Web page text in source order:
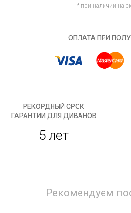
* при наличии на
ОПЛАТА ПРИ
РЕКОРДНЫЙ СРОК
ГАРАНТИИ ДЛЯ ДИВАНОВ
5 лет
Рекомендуем